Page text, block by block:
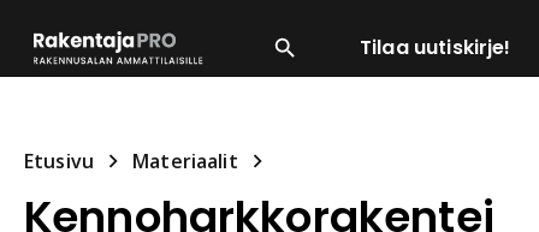
Tilaa uutiskirje!
Etusivu Materiaalit
Kennoharkkorakentei